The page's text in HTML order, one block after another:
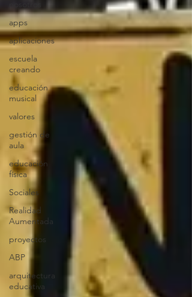
apps
aplicaciones
escuela
creando
educación
musical
valores
gestión de
aula
educación
física
Sociales
Realidad
Aumentada
proyectos
ABP
arquitectura
educativa